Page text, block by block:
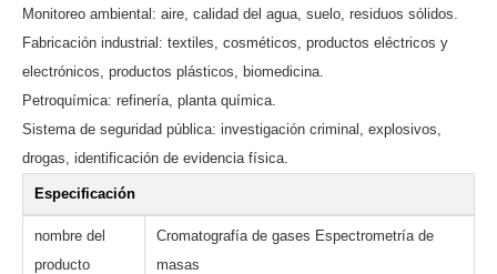
Monitoreo ambiental: aire, calidad del agua, suelo, residuos sólidos.
Fabricación industrial: textiles, cosméticos, productos eléctricos y
electrónicos, productos plásticos, biomedicina.
Petroquímica: refinería, planta química.
Sistema de seguridad pública: investigación criminal, explosivos,
drogas, identificación de evidencia física.
Especificación
nombre del
producto
Cromatografía de gases Espectrometría de
masas